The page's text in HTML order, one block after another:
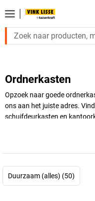
Ordnerkasten
Opzoek naar goede
ons aan het juiste adres.
schuifdeurkasten en
ordnerkasten kunt u hier
+Meer weergeven
Duurzaam (alles) (50)